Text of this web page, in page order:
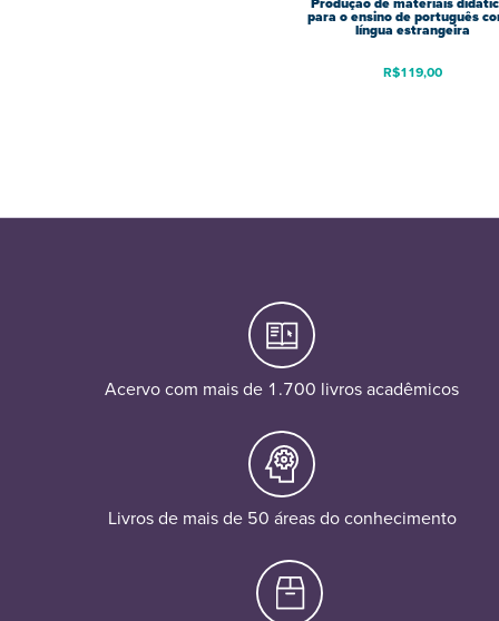
para o ensino de português
língua estrangeira
R$119,00
Acervo com mais de 1.700 livros acadêmicos
Livros de mais de 50 áreas do conhecimento